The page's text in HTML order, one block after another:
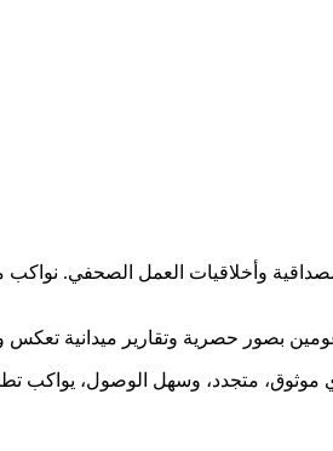
وأخلاقيات العمل الصحفي.
بصور حصرية وتقارير ميدانية
موثوق، متجدد، وسهل الوصول،